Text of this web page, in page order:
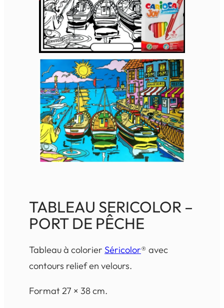
TABLEAU SERICOLOR –
PORT DE PÊCHE
Tableau à colorier Séricolor® avec
contours relief en velours.
Format 27 × 38 cm.